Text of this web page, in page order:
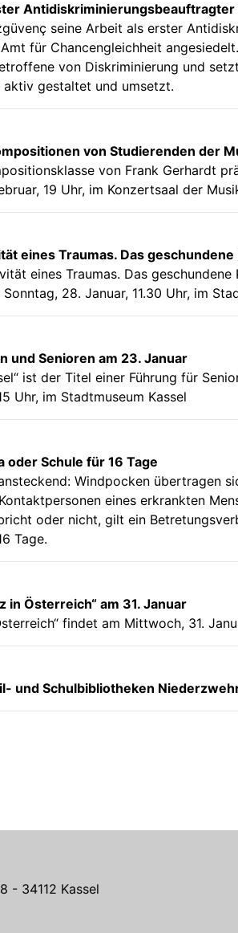
Antidiskriminierungsbeauftragter
seine Arbeit als erster
für Chancengleichheit
von Diskriminierung und
gestaltet und umsetzt.
von Studierenden der
von Frank Gerhardt
19 Uhr, im Konzertsaal der
eines Traumas. Das
eines Traumas. Das
28. Januar, 11.30 Uhr, im
und Senioren am 23. Januar
ist der Titel einer Führung für
Uhr, im Stadtmuseum Kassel
oder Schule für 16 Tage
Windpocken übertragen
eines erkrankten
oder nicht, gilt ein
Tage.
in Österreich“ am 31. Januar
findet am Mittwoch, 31.
und Schulbibliotheken
- 34112 Kassel